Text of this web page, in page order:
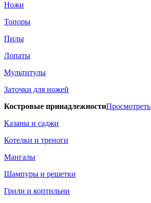
Ножи
Топоры
Пилы
Лопаты
Мультитулы
Заточки для ножей
Костровые принадлежностиПросмотреть
Казаны и саджи
Котелки и треноги
Мангалы
Шампуры и решетки
Грили и коптильни